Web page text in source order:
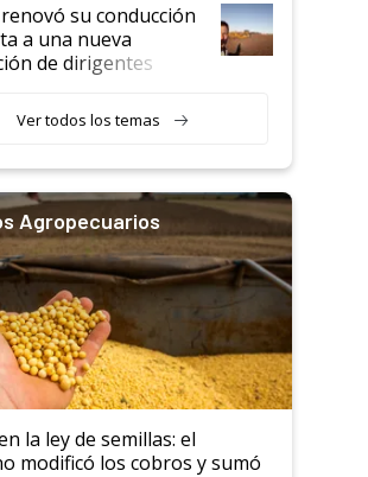
su conducción
a una nueva
de dirigentes
Ver todos los temas
Agropecuarios
la ley de semillas: el
modificó los cobros y sumó